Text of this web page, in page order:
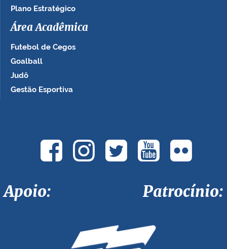
Plano Estratégico
Área Acadêmica
Futebol de Cegos
Goalball
Judô
Gestão Esportiva
Apoio: Patrocínio: